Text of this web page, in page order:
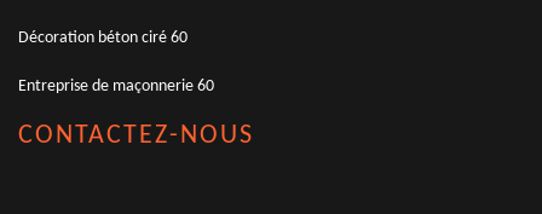
Décoration béton ciré 60
Entreprise de maçonnerie 60
CONTACTEZ-NOUS